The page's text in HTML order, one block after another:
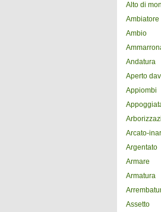
Alto di
Ambiatore
Ambio
Andatura
Aperto
Appiombi
Arcato-
Argentato
Armare
Armatura
Assetto